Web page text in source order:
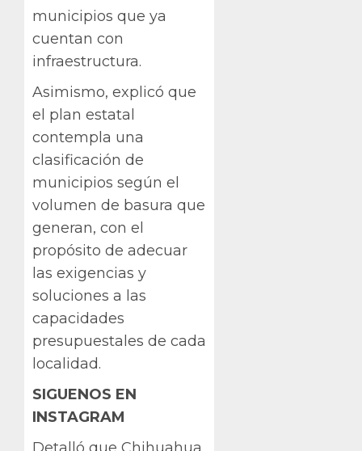
municipios que ya
cuentan con
infraestructura.
Asimismo, explicó que
el plan estatal
contempla una
clasificación de
municipios según el
volumen de basura que
generan, con el
propósito de adecuar
las exigencias y
soluciones a las
capacidades
presupuestales de cada
localidad.
SIGUENOS EN
INSTAGRAM